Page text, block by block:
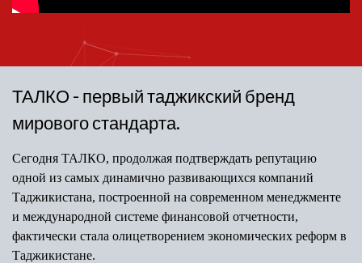
ТАЛКО - первый таджикский бренд
мирового стандарта.
Сегодня ТАЛКО, продолжая подтверждать репутацию
одной из самых динамично развивающихся компаний
Таджикистана, построенной на современном менеджменте
и международной системе финансовой отчетности,
фактически стала олицетворением экономических реформ в
Таджикистане.